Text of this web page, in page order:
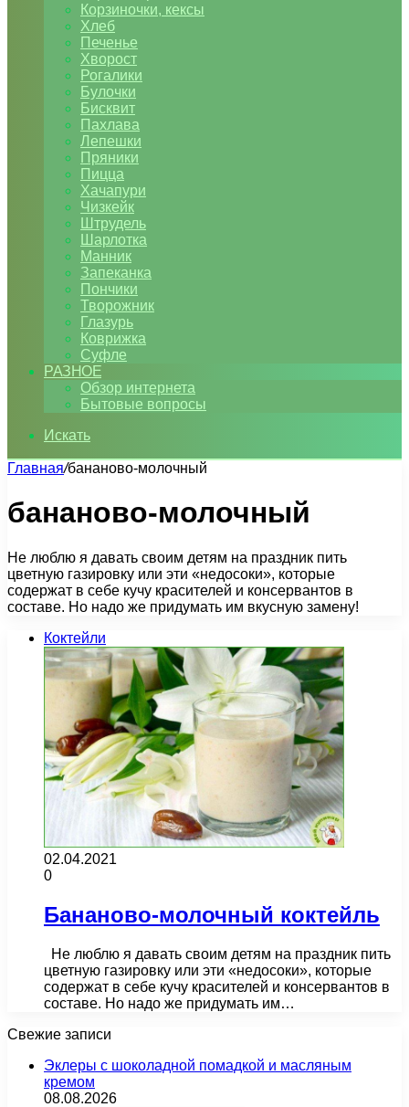
Корзиночки, кексы
Хлеб
Печенье
Хворост
Рогалики
Булочки
Бисквит
Пахлава
Лепешки
Пряники
Пицца
Хачапури
Чизкейк
Штрудель
Шарлотка
Манник
Запеканка
Пончики
Творожник
Глазурь
Коврижка
Суфле
РАЗНОЕ
Обзор интернета
Бытовые вопросы
Искать
Главная/бананово-молочный
бананово-молочный
Не люблю я давать своим детям на праздник пить
цветную газировку или эти «недосоки», которые
содержат в себе кучу красителей и консервантов в
составе. Но надо же придумать им вкусную замену!
Коктейли
02.04.2021
0
Бананово-молочный коктейль
Не люблю я давать своим детям на праздник пить
цветную газировку или эти «недосоки», которые
содержат в себе кучу красителей и консервантов в
составе. Но надо же придумать им…
Свежие записи
Эклеры с шоколадной помадкой и масляным
кремом
08.08.2026